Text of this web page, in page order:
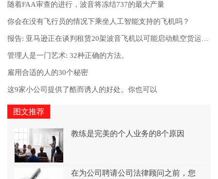
随着FAA审查的进行，波音将冻结737的最大产量
你会在没有飞行员的情况下乘坐人工智能支持的飞机吗？
报告: 亚马逊正在谈判租赁20架波音飞机以可能启动航空货运服务
管理人是一门艺术: 32种正确的方法。
雇用合适的人的30个秘密
这9家小公司提供了酷而诱人的好处。你也可以
图文推荐
教练是完美的个人业务的8个原因
在为公司聘请公司法律顾问之前，您